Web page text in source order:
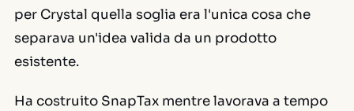
per Crystal quella soglia era l'unica cosa che
separava un'idea valida da un prodotto
esistente.
Ha costruito SnapTax mentre lavorava a tempo